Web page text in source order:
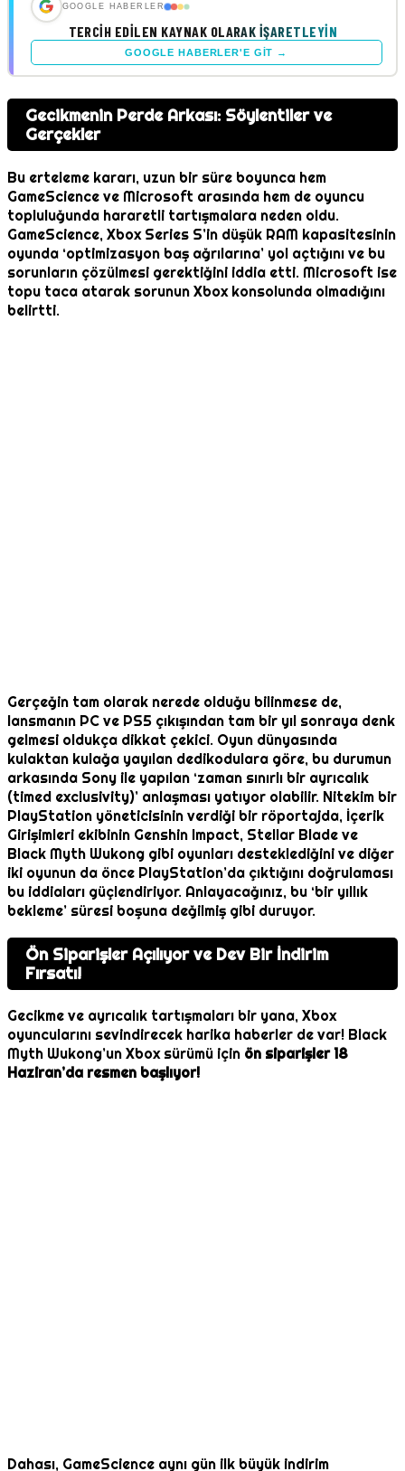
GOOGLE HABERLER
TERCIH EDILEN KAYNAK OLARAK İŞARETLEYIN
GOOGLE HABERLER'E GIT →
Gecikmenin Perde Arkası: Söylentiler ve
Gerçekler
Bu erteleme kararı, uzun bir süre boyunca hem
GameScience ve Microsoft arasında hem de oyuncu
topluluğunda hararetli tartışmalara neden oldu.
GameScience, Xbox Series S’in düşük RAM kapasitesinin
oyunda ‘optimizasyon baş ağrılarına’ yol açtığını ve bu
sorunların çözülmesi gerektiğini iddia etti. Microsoft ise
topu taca atarak sorunun Xbox konsolunda olmadığını
belirtti.
Gerçeğin tam olarak nerede olduğu bilinmese de,
lansmanın PC ve PS5 çıkışından tam bir yıl sonraya denk
gelmesi oldukça dikkat çekici. Oyun dünyasında
kulaktan kulağa yayılan dedikodulara göre, bu durumun
arkasında Sony ile yapılan ‘zaman sınırlı bir ayrıcalık
(timed exclusivity)’ anlaşması yatıyor olabilir. Nitekim bir
PlayStation yöneticisinin verdiği bir röportajda, İçerik
Girişimleri ekibinin Genshin Impact, Stellar Blade ve
Black Myth Wukong gibi oyunları desteklediğini ve diğer
iki oyunun da önce PlayStation’da çıktığını doğrulaması
bu iddiaları güçlendiriyor. Anlayacağınız, bu ‘bir yıllık
bekleme’ süresi boşuna değilmiş gibi duruyor.
Ön Siparişler Açılıyor ve Dev Bir İndirim
Fırsatı!
Gecikme ve ayrıcalık tartışmaları bir yana, Xbox
oyuncularını sevindirecek harika haberler de var! Black
Myth Wukong’un Xbox sürümü için ön siparişler 18
Haziran’da resmen başlıyor!
Dahası, GameScience aynı gün ilk büyük indirim